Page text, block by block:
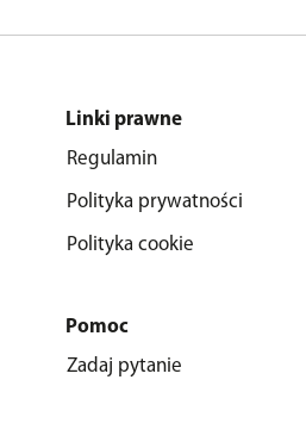
Linki prawne
Regulamin
Polityka prywatności
Polityka cookie
Pomoc
Zadaj pytanie